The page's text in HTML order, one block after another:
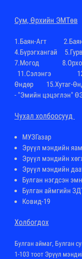
Cум, Өрхийн ЭМТөв
1.Баян-Агт 2.
4.Бүрэгхангай
7.Могод 8.
11.Сэлэнгэ
Өндөр 15.Хутаг-
- "Эмийн цэцэглэн"
Чухал холбоосууд
МУЗГазар
Эрүүл мэндийн яам
Эрүүл мэндийн
Эрүүл мэндийн
Булган нэгдсэн
Булган аймгийн
Ковид-19
Холбогдох
Булган аймаг, Булган
1-103 тоот Эрүүл